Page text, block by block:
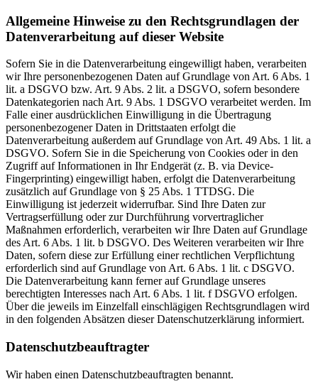
Allgemeine Hinweise zu den Rechtsgrundlagen der
Datenverarbeitung auf dieser Website
Sofern Sie in die Datenverarbeitung eingewilligt haben, verarbeiten
wir Ihre personenbezogenen Daten auf Grundlage von Art. 6 Abs. 1
lit. a DSGVO bzw. Art. 9 Abs. 2 lit. a DSGVO, sofern besondere
Datenkategorien nach Art. 9 Abs. 1 DSGVO verarbeitet werden. Im
Falle einer ausdrücklichen Einwilligung in die Übertragung
personenbezogener Daten in Drittstaaten erfolgt die
Datenverarbeitung außerdem auf Grundlage von Art. 49 Abs. 1 lit. a
DSGVO. Sofern Sie in die Speicherung von Cookies oder in den
Zugriff auf Informationen in Ihr Endgerät (z. B. via Device-
Fingerprinting) eingewilligt haben, erfolgt die Datenverarbeitung
zusätzlich auf Grundlage von § 25 Abs. 1 TTDSG. Die
Einwilligung ist jederzeit widerrufbar. Sind Ihre Daten zur
Vertragserfüllung oder zur Durchführung vorvertraglicher
Maßnahmen erforderlich, verarbeiten wir Ihre Daten auf Grundlage
des Art. 6 Abs. 1 lit. b DSGVO. Des Weiteren verarbeiten wir Ihre
Daten, sofern diese zur Erfüllung einer rechtlichen Verpflichtung
erforderlich sind auf Grundlage von Art. 6 Abs. 1 lit. c DSGVO.
Die Datenverarbeitung kann ferner auf Grundlage unseres
berechtigten Interesses nach Art. 6 Abs. 1 lit. f DSGVO erfolgen.
Über die jeweils im Einzelfall einschlägigen Rechtsgrundlagen wird
in den folgenden Absätzen dieser Datenschutzerklärung informiert.
Datenschutz­beauftragter
Wir haben einen Datenschutzbeauftragten benannt.